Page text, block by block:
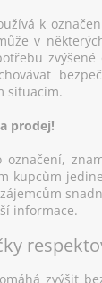
k
v
situacím.
prodej!
označení,
kupcům
informace.
zvýšit